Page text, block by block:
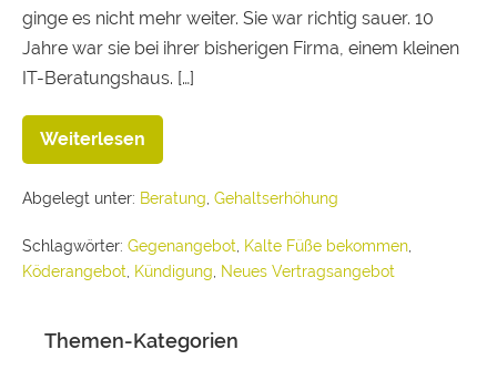
ginge es nicht mehr weiter. Sie war richtig sauer. 10
Jahre war sie bei ihrer bisherigen Firma, einem kleinen
IT-Beratungshaus. […]
Weiterlesen
Abgelegt unter: Beratung Gehaltserhöhung
Schlagwörter: Gegenangebot Kalte Füße bekommen
Köderangebot
Kündigung Neues Vertragsangebot
Themen-Kategorien